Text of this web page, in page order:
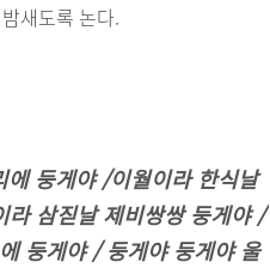
새도록 논다.
둥게야 /이월이라 한식날
삼짇날 제비쌍쌍 둥게야 /
둥게야 / 둥게야 둥게야 울